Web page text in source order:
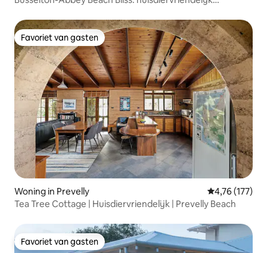
Favoriet van gasten
Favoriet van gasten
Woning in Prevelly Gemiddelde
4,76 (177)
Tea Tree Cottage | Huisdiervriendelijk | Prevelly Beach
Favoriet van gasten
Favoriet van gasten